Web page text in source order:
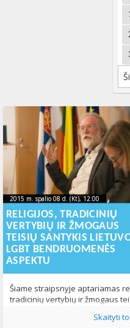
2015 m. spalio 08 d. (Kt), 12:00
2015-10-08T08:50:53+00:00
2015 m. spalio 08 d. (Kt), 12:00
RELIGIJOS, TRADICINIŲ
VERTYBIŲ IR ŽMOGAUS
TEISIŲ SANTYKIS
LGBT BENDRUOMENĖS
ASPEKTU
Šiame straipsnyje aptariamas
tradicinių vertybių ir žmogaus
santykis LGBT individų bei
bendruomenės teisių aspektu
Skaityti
Publikavo:Aliona, LGL
Kategorijos:LGBT pasaulyje,
Naujienos,Žmogaus teisės443
Žymos:LGBT* bendruomenė,
bendruomenės,tradicinės vertybės,